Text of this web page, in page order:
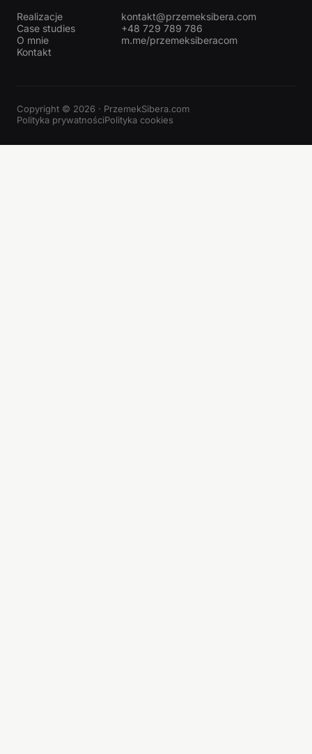
Realizacje
Case studies
O mnie
Kontakt
kontakt@przemeksibera.com
+48 729 789 786
m.me/przemeksiberacom
Copyright © 2026 · PrzemekSibera.com
Polityka prywatnościPolityka cookies